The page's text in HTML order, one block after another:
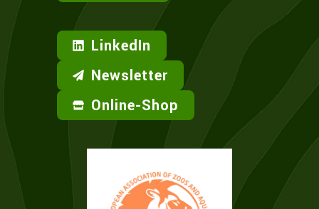
LinkedIn
Newsletter
Online-Shop